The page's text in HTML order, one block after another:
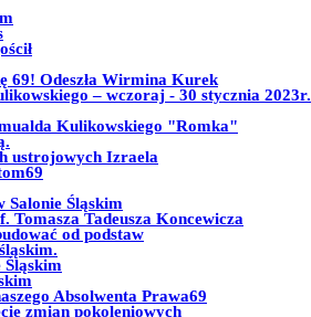
69! Odeszła Wirmina Kurek
– wczoraj - 30 stycznia 2023r.
Kulikowskiego "Romka"
ustrojowych Izraela
Salonie Śląskim
Tomasza Tadeusza Koncewicza
od podstaw
Śląskim
Absolwenta Prawa69
zmian pokoleniowych